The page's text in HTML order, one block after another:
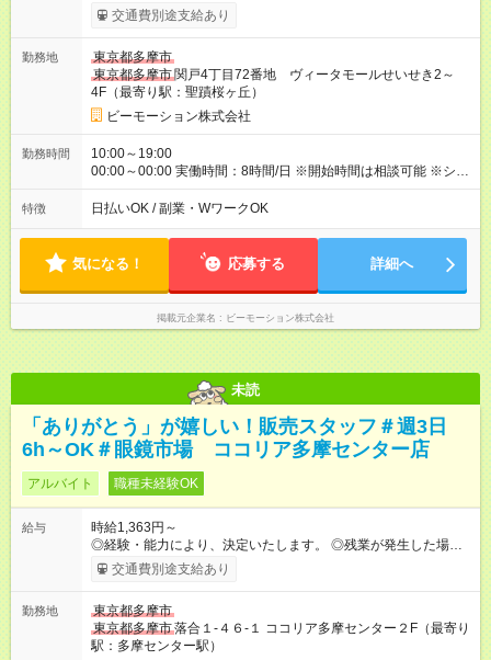
経験・能力等を考慮 【給与支給日】 月末締めの翌月15日払い
＊15日が土日祝の場合は前日の平日 支払方法：日払い/月払い
交通費別途支給あり
勤務地
東京都多摩市
東京都多摩市 関戸4丁目72番地 ヴィータモールせいせき2～
4F（最寄り駅：聖蹟桜ヶ丘）
ビーモーション株式会社
勤務時間
10:00～19:00
00:00～00:00 実働時間：8時間/日 ※開始時間は相談可能 ※シフ
トはご相談に応じます ※残業はほぼありません 〇休憩：1時間
休憩は1日2回に分けて取得します。 昼休憩40分、夕方休憩
特徴 日払いOK / 副業・WワークOK
気になる！ 応募する 詳細へ
掲載元企業名 ビーモーション株式会社
未読
「ありがとう」が嬉しい！販売スタッフ＃週3日
6h～OK＃眼鏡市場 ココリア多摩センター店
アルバイト 職種未経験OK
給与
時給1,363円～
◎経験・能力により、決定いたします。 ◎残業が発生した場合
は、1分単位で時間外手当を支給します。 【試用期間】試用期間
あり 試用期間の長さ：3ヶ月 雇用形態、給与は本採用時と同じ
交通費別途支給あり
勤務地
東京都多摩市
東京都多摩市落合１-４６-１ ココリア多摩センター２F（最寄り
駅：多摩センター駅）